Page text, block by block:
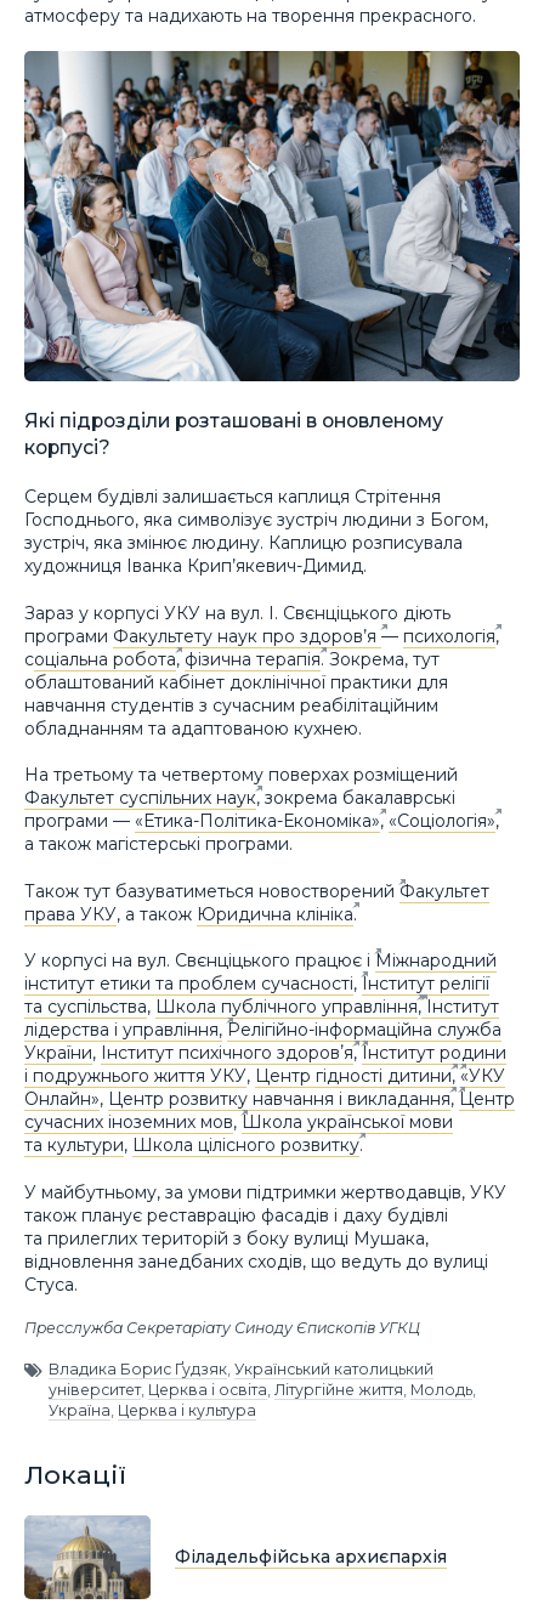
атмосферу та надихають на творення прекрасного.
Які підрозділи розташовані в оновленому
корпусі?
Серцем будівлі залишається каплиця Стрітення
Господнього, яка символізує зустріч людини з Богом,
зустріч, яка змінює людину. Каплицю розписувала
художниця Іванка Крип’якевич-Димид.
Зараз у корпусі УКУ на вул. І. Свєнціцького діють
програми Факультету наук про здоров’я— психологія,
соціальна робота,фізична терапія. Зокрема, тут
облаштований кабінет доклінічної практики для
навчання студентів з сучасним реабілітаційним
обладнанням та адаптованою кухнею.
На третьому та четвертому поверхах розміщений
Факультет суспільних наук, зокрема бакалаврські
програми — «Етика-Політика-Економіка»,«Соціологія»,
а також магістерські програми.
Також тут базуватиметься новостворенийФакультет
права УКУ, а також Юридична клініка.
У корпусі на вул. Свєнціцького працює іМіжнародний
інститут етики та проблем сучасності,Інститут релігії
та суспільства, Школа публічного управління,Інститут
лідерства і управління, Релігійно-інформаційна служба
України, Інститут психічного здоровʼя,Інститут родини
і подружнього життя УКУ, Центр гідності дитини,«УКУ
Онлайн», Центр розвитку навчання і викладання,Центр
сучасних іноземних мов,Школа української мови
та культури, Школа цілісного розвитку.
У майбутньому, за умови підтримки жертводавців, УКУ
також планує реставрацію фасадів і даху будівлі
та прилеглих територій з боку вулиці Мушака,
відновлення занедбаних сходів, що ведуть до вулиці
Стуса.
Пресслужба Секретаріату Синоду Єпископів УГКЦ
Владика Борис Ґудзяк, Український католицький
університет, Церква і освіта, Літургійне життя, Молодь,
Україна, Церква і культура
Локації
Філадельфійська архиєпархія